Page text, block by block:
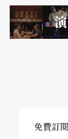
免費訂